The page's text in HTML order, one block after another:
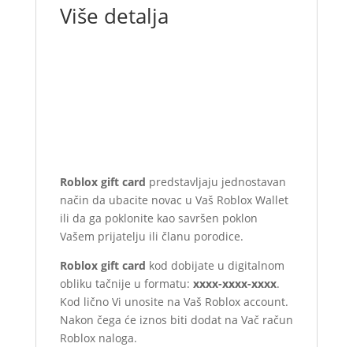
Više detalja
Roblox gift card predstavljaju jednostavan
način da ubacite novac u Vaš Roblox Wallet
ili da ga poklonite kao savršen poklon
Vašem prijatelju ili članu porodice.
Roblox gift card kod dobijate u digitalnom
obliku tačnije u formatu: xxxx-xxxx-xxxx.
Kod lično Vi unosite na Vaš Roblox account.
Nakon čega će iznos biti dodat na Vač račun
Roblox naloga.